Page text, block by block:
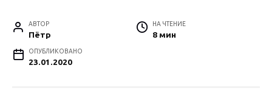
АВТОР
Пётр
НА ЧТЕНИЕ
8 мин
ОПУБЛИКОВАНО
23.01.2020